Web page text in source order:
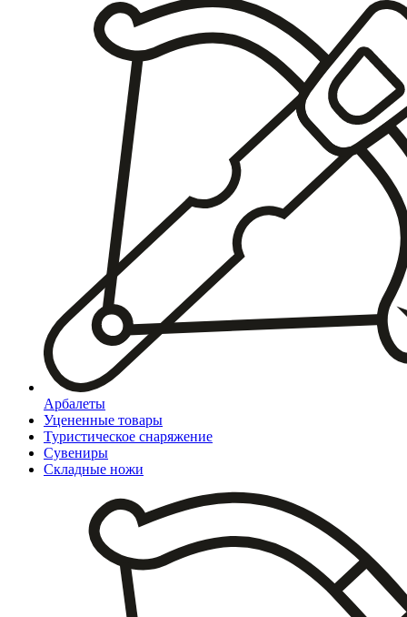
Арбалеты
Уцененные товары
Туристическое снаряжение
Сувениры
Складные ножи